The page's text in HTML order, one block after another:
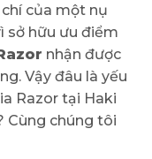
của một nụ
sở hữu ưu điểm
nhận được
Vậy đâu là yếu
Razor tại Haki
Cùng chúng tôi